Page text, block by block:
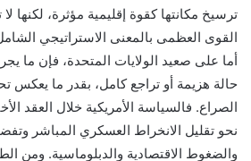
ترسيخ مكانتها كقوة إقليمية مؤثرة، لكنها
القوى العظمى بالمعنى الاستراتيجي
أما على صعيد الولايات المتحدة، فإن ما
حالة هزيمة أو تراجع كامل، بقدر ما يعكس
الصراع. فالسياسة الأمريكية خلال العقد
نحو تقليل الانخراط العسكري المباشر
والضغوط الاقتصادية والدبلوماسية. ومن